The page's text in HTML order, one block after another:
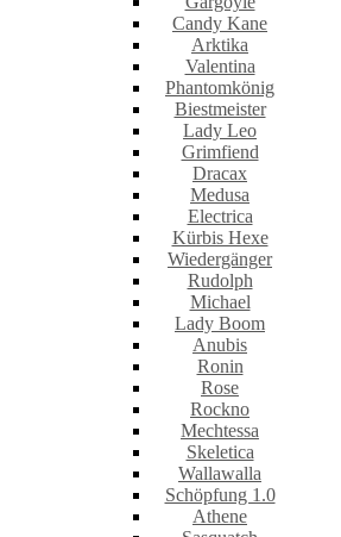
Candy Kane
Arktika
Valentina
Phantomkönig
Biestmeister
Lady Leo
Grimfiend
Dracax
Medusa
Electrica
Kürbis Hexe
Wiedergänger
Rudolph
Michael
Lady Boom
Anubis
Ronin
Rose
Rockno
Mechtessa
Skeletica
Wallawalla
Schöpfung 1.0
Athene